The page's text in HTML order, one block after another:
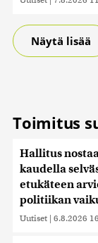
Näytä lisää
Toimitus
Hallitus
kaudella
etukäteen
politiikan
Uutiset | 6.8.2026